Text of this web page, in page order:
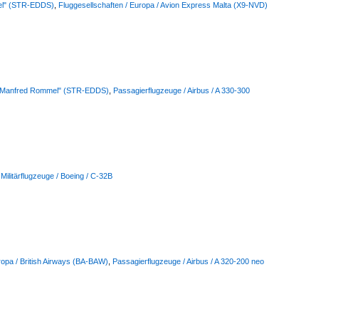
(STR-EDDS) Fluggesellschaften / Europa / Avion Express Malta (X9-NVD)
Rommel" (STR-EDDS) Passagierflugzeuge / Airbus / A 330-300
Militärflugzeuge / Boeing / C-32B
/ British Airways (BA-BAW) Passagierflugzeuge / Airbus / A 320-200 neo